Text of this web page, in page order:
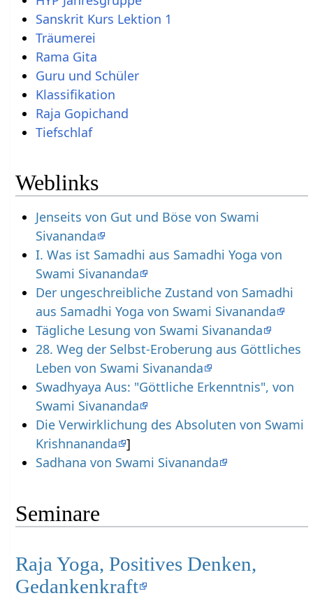
Sanskrit Kurs Lektion 1
Träumerei
Rama Gita
Guru und Schüler
Klassifikation
Raja Gopichand
Tiefschlaf
Weblinks
Jenseits von Gut und Böse von Swami
Sivananda
I. Was ist Samadhi aus Samadhi Yoga von
Swami Sivananda
Der ungeschreibliche Zustand von Samadhi
aus Samadhi Yoga von Swami Sivananda
Tägliche Lesung von Swami Sivananda
28. Weg der Selbst-Eroberung aus Göttliches
Leben von Swami Sivananda
Swadhyaya Aus: "Göttliche Erkenntnis", von
Swami Sivananda
Die Verwirklichung des Absoluten von Swami
Krishnananda ]
Sadhana von Swami Sivananda
Seminare
Raja Yoga, Positives Denken,
Gedankenkraft